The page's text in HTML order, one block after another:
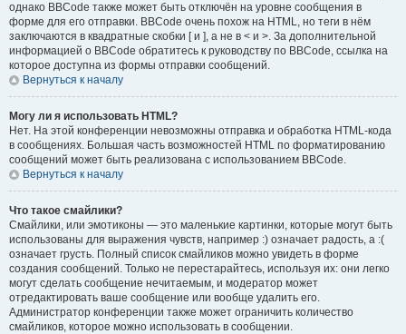
однако BBCode также может быть отключён на уровне сообщения в
форме для его отправки. BBCode очень похож на HTML, но теги в нём
заключаются в квадратные скобки [ и ], а не в < и >. За дополнительной
информацией о BBCode обратитесь к руководству по BBCode, ссылка на
которое доступна из формы отправки сообщений.
Вернуться к началу
Могу ли я использовать HTML?
Нет. На этой конференции невозможны отправка и обработка HTML-кода
в сообщениях. Большая часть возможностей HTML по форматированию
сообщений может быть реализована с использованием BBCode.
Вернуться к началу
Что такое смайлики?
Смайлики, или эмотиконы — это маленькие картинки, которые могут быть
использованы для выражения чувств, например :) означает радость, а :(
означает грусть. Полный список смайликов можно увидеть в форме
создания сообщений. Только не перестарайтесь, используя их: они легко
могут сделать сообщение нечитаемым, и модератор может
отредактировать ваше сообщение или вообще удалить его.
Администратор конференции также может ограничить количество
смайликов, которое можно использовать в сообщении.